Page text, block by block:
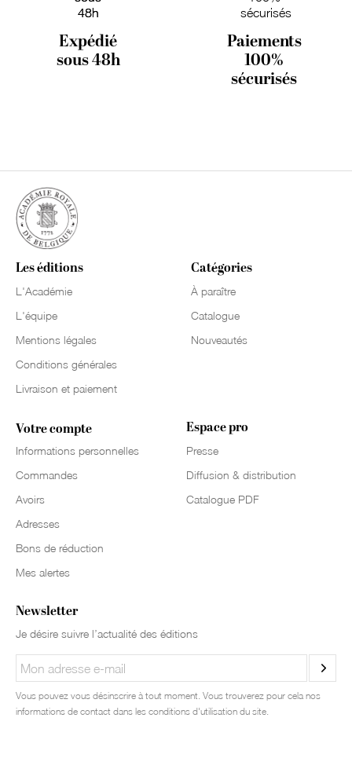
Expédié
sous 48h
Paiements
100%
sécurisés
Les éditions
L'Académie
L'équipe
Mentions légales
Conditions générales
Livraison et paiement
Catégories
À paraître
Catalogue
Nouveautés
Votre compte
Informations personnelles
Commandes
Avoirs
Adresses
Bons de réduction
Mes alertes
Espace pro
Presse
Diffusion & distribution
Catalogue PDF
Newsletter
Je désire suivre l’actualité des éditions
Vous pouvez vous désinscrire à tout moment. Vous trouverez pour cela nos
informations de contact dans les conditions d'utilisation du site.